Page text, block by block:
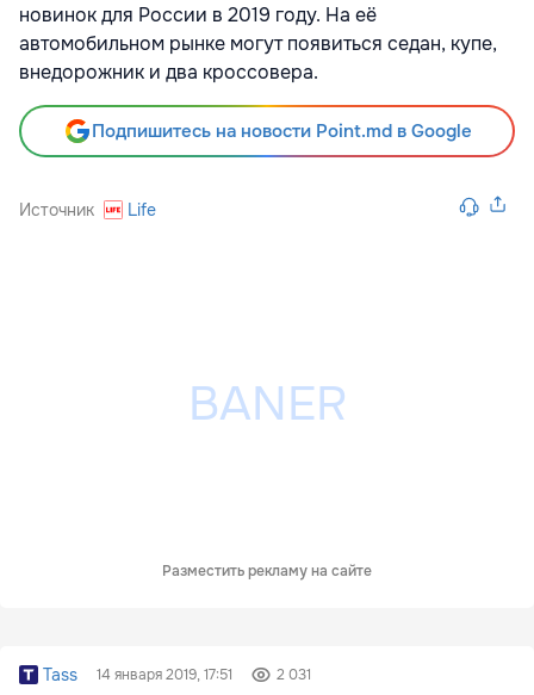
новинок для России в 2019 году. На её
автомобильном рынке могут появиться седан, купе,
внедорожник и два кроссовера.
Подпишитесь на новости Point.md в Google
Источник Life
Разместить рекламу на сайте
Tass 14 января 2019, 17:51 2 031